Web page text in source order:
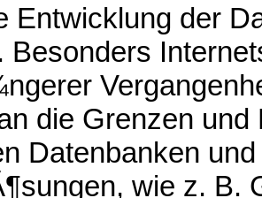
Entwicklung der
Besonders
die Grenzen
Datenbanken
wie z. B.